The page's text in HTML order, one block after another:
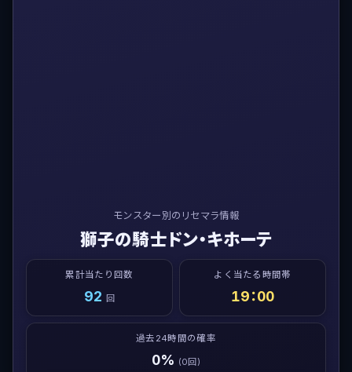
モンスター別のリセマラ情報
獅子の騎士ドン・キホーテ
累計当たり回数
92 回
よく当たる時間帯
19：00
過去24時間の確率
0% (0回)